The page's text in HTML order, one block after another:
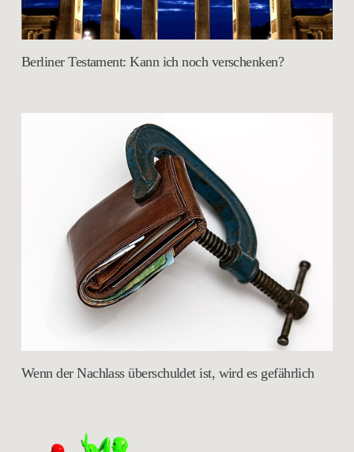
Berliner Testament: Kann ich noch verschenken?
Wenn der Nachlass überschuldet ist, wird es gefährlich